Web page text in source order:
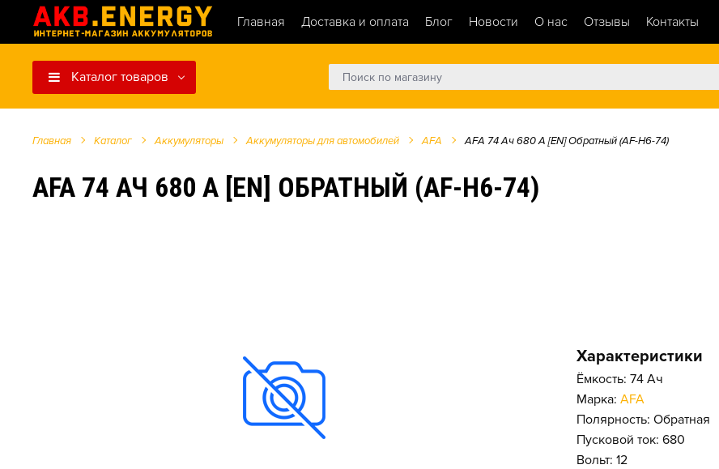
Главная Доставка и оплата Блог Новости О нас Отзывы Контакты
Каталог товаров
Главная Каталог Аккумуляторы Аккумуляторы для автомобилей AFA AFA 74 Ач 680 А [EN] Обратный (AF-H6-74)
AFA 74 АЧ 680 А [EN] ОБРАТНЫЙ (AF-H6-74)
Характеристики
Ёмкость: 74 Ач
Марка: AFA
Полярность: Обратная
Пусковой ток: 680
Вольт: 12